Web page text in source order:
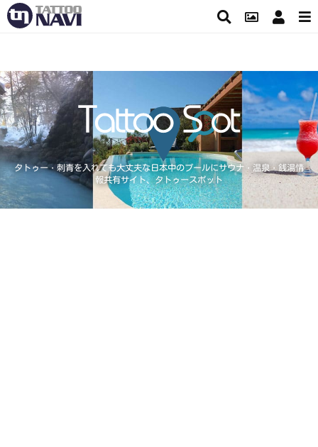
タトゥー・刺青を入れても大丈夫な日本中のプールにサウナ・温泉・銭湯情
報共有サイト、タトゥースポット